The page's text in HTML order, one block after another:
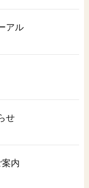
アル
せ
内